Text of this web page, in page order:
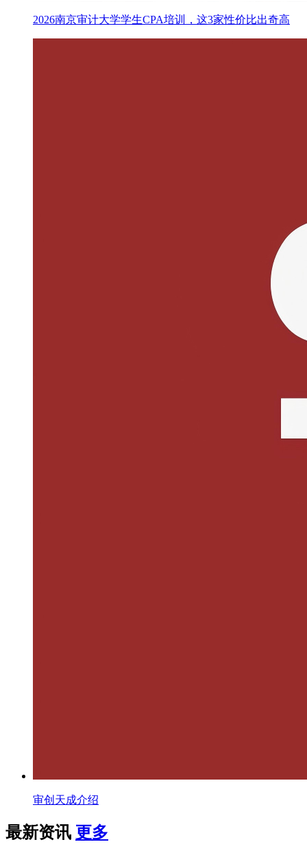
2026南京审计大学学生CPA培训，这3家性价比出奇高
审创天成介绍
最新资讯 更多